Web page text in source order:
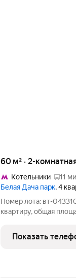
60 м² · 2-
Котельники
11
Белая Дача парк, 4
Номер лота: вт-
квартиру, общая
можно изолировать и
локация.
Показать